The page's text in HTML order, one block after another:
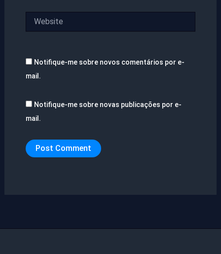
Notifique-me sobre novos comentários por e-
mail.
Notifique-me sobre novas publicações por e-
mail.